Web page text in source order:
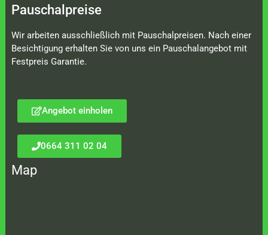
Pauschalpreise
Wir arbeiten ausschließlich mit Pauschalpreisen. Nach einer
Besichtigung erhalten Sie von uns ein Pauschalangebot mit
Festpreis Garantie.
Angebot einholen
0664 311 02 04
Map